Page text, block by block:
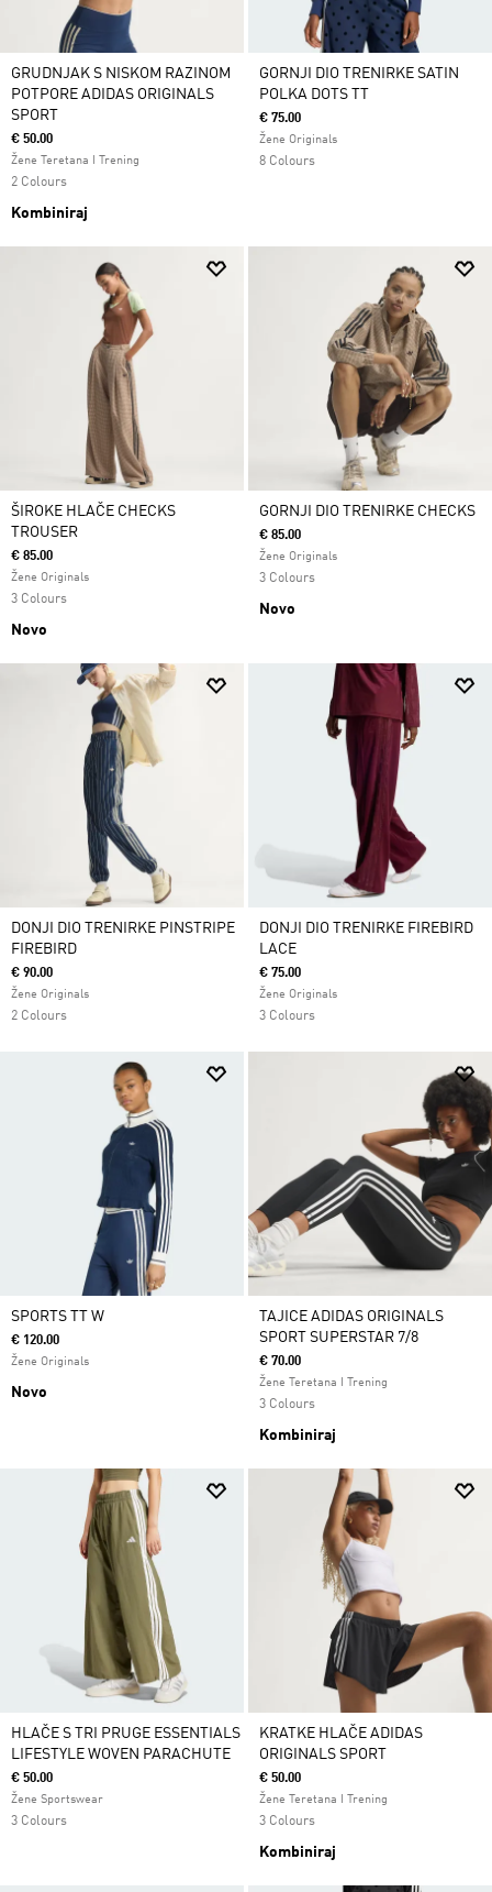
GRUDNJAK S NISKOM RAZINOM
POTPORE ADIDAS ORIGINALS
SPORT
€ 50.00
Žene Teretana I Trening
2 Colours
Kombiniraj
GORNJI DIO TRENIRKE SATIN
POLKA DOTS TT
€ 75.00
Žene Originals
8 Colours
ŠIROKE HLAČE CHECKS
TROUSER
€ 85.00
Žene Originals
3 Colours
Novo
GORNJI DIO TRENIRKE CHECKS
€ 85.00
Žene Originals
3 Colours
Novo
DONJI DIO TRENIRKE PINSTRIPE
FIREBIRD
€ 90.00
Žene Originals
2 Colours
DONJI DIO TRENIRKE FIREBIRD
LACE
€ 75.00
Žene Originals
3 Colours
SPORTS TT W
€ 120.00
Žene Originals
Novo
TAJICE ADIDAS ORIGINALS
SPORT SUPERSTAR 7/8
€ 70.00
Žene Teretana I Trening
3 Colours
Kombiniraj
HLAČE S TRI PRUGE ESSENTIALS
LIFESTYLE WOVEN PARACHUTE
€ 50.00
Žene Sportswear
3 Colours
KRATKE HLAČE ADIDAS
ORIGINALS SPORT
€ 50.00
Žene Teretana I Trening
3 Colours
Kombiniraj